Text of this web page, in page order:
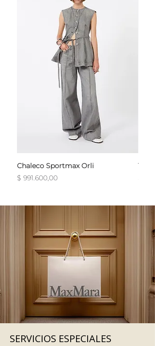
Chaleco Sportmax Orli
Precio
$ 991.600,00
T-
SERVICIOS ESPECIALES